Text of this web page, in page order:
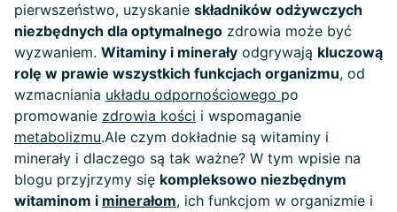
pierwszeństwo, uzyskanie składników odżywczych
niezbędnych dla optymalnego zdrowia może być
wyzwaniem. Witaminy i minerały odgrywają kluczową
rolę w prawie wszystkich funkcjach organizmu, od
wzmacniania układu odpornościowego po
promowanie zdrowia kości i wspomaganie
metabolizmu.Ale czym dokładnie są witaminy i
minerały i dlaczego są tak ważne? W tym wpisie na
blogu przyjrzymy się kompleksowo niezbędnym
witaminom i minerałom, ich funkcjom w organizmie i